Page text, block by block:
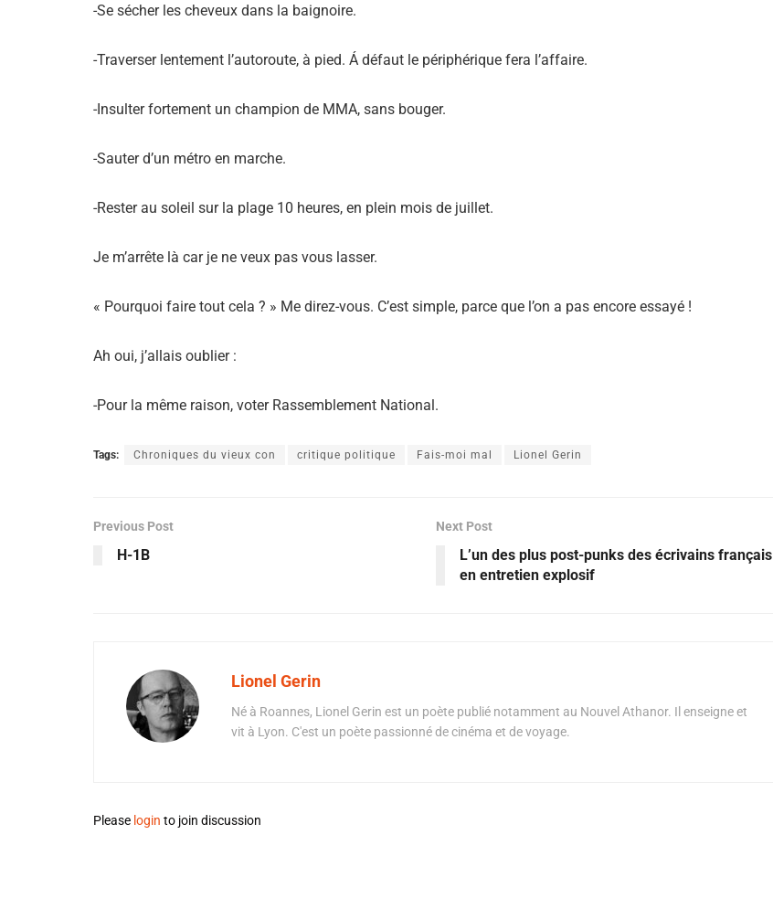
-Se sécher les cheveux dans la baignoire.
-Traverser lentement l’autoroute, à pied. Á défaut le périphérique fera l’affaire.
-Insulter fortement un champion de MMA, sans bouger.
-Sauter d’un métro en marche.
-Rester au soleil sur la plage 10 heures, en plein mois de juillet.
Je m’arrête là car je ne veux pas vous lasser.
« Pourquoi faire tout cela ? » Me direz-vous. C’est simple, parce que l’on a pas encore essayé !
Ah oui, j’allais oublier :
-Pour la même raison, voter Rassemblement National.
Tags: Chroniques du vieux con critique politique Fais-moi mal Lionel Gerin
Previous Post
H-1B
Next Post
L’un des plus post-punks des écrivains français
en entretien explosif
Lionel Gerin
Né à Roannes, Lionel Gerin est un poète publié notamment au Nouvel Athanor. Il enseigne et
vit à Lyon. C'est un poète passionné de cinéma et de voyage.
Please login to join discussion